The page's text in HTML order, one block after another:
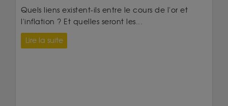
Quels liens existent-ils entre le cours de l'or et
l'inflation ? Et quelles seront les...
Lire la suite